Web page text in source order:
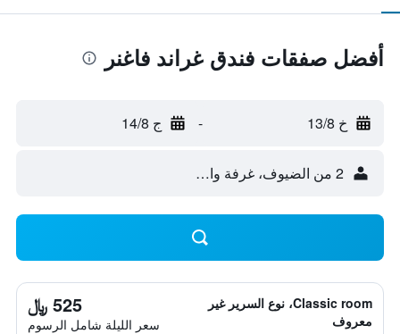
أفضل صفقات فندق غراند فاغنر
خ 13/8 - ج 14/8
2 من الضيوف، غرفة واحدة
Classic room، نوع السرير غير
معروف
525 ﷼
سعر الليلة شامل الرسوم